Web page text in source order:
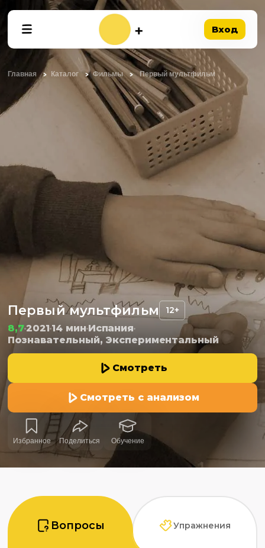
Вход
Главная Каталог Фильмы Первый мультфильм
Первый мультфильм 12+
8,7202114 минИспания
Познавательный, Экспериментальный
Смотреть
Смотреть с анализом
Избранное Поделиться Обучение
Вопросы Упражнения